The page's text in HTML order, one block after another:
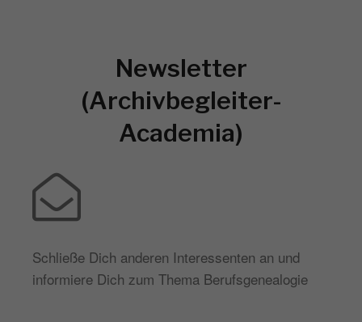
Newsletter
(Archivbegleiter-
Academia)
Schließe Dich anderen Interessenten an und
informiere Dich zum Thema Berufsgenealogie